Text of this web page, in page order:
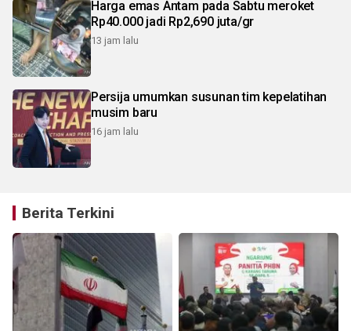
Harga emas Antam pada Sabtu meroket
Rp40.000 jadi Rp2,690 juta/gr
13 jam lalu
Persija umumkan susunan tim kepelatihan
musim baru
16 jam lalu
Berita Terkini